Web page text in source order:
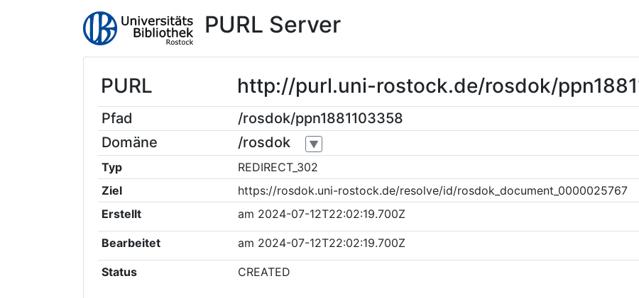
PURL Server
PURL http://purl.uni-rostock.de/rosdok/
Pfad
/rosdok/ppn1881103358
Domäne
/rosdok ▼
Typ
REDIRECT_302
Ziel
https://rosdok.uni-rostock.de/resolve/id/rosdok_document_0000025767
Erstellt
am 2024-07-12T22:02:19.700Z
Bearbeitet am 2024-07-12T22:02:19.700Z
Status CREATED